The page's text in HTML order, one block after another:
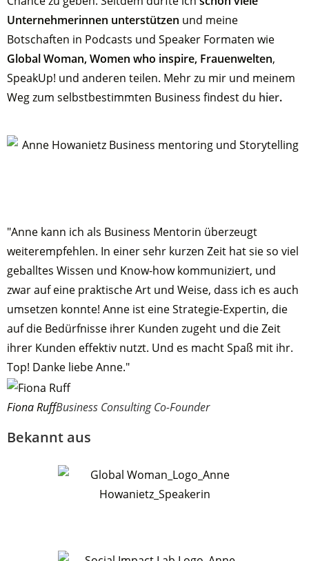
Unternehmerinnen unterstützen und meine
Botschaften in Podcasts und Speaker Formaten wie
Global Woman, Women who inspire, Frauenwelten,
SpeakUp! und anderen teilen. Mehr zu mir und meinem
Weg zum selbstbestimmten Business findest du hier.
"Anne kann ich als Business Mentorin überzeugt
weiterempfehlen. In einer sehr kurzen Zeit hat sie so viel
geballtes Wissen und Know-how kommuniziert, und
zwar auf eine praktische Art und Weise, dass ich es auch
umsetzen konnte! Anne ist eine Strategie-Expertin, die
auf die Bedürfnisse ihrer Kunden zugeht und die Zeit
ihrer Kunden effektiv nutzt. Und es macht Spaß mit ihr.
Top! Danke liebe Anne."
Fiona RuffBusiness Consulting Co-Founder
Bekannt aus